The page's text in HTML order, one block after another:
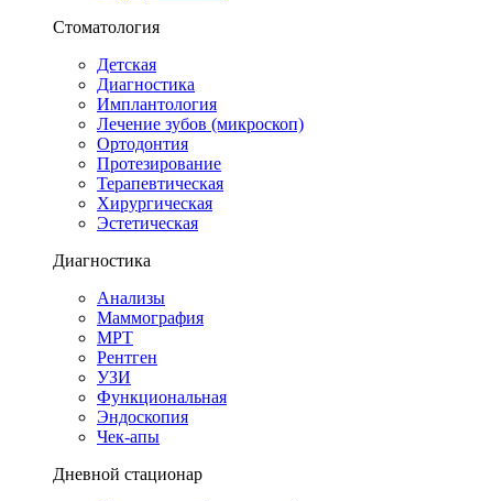
Стоматология
Детская
Диагностика
Имплантология
Лечение зубов (микроскоп)
Ортодонтия
Протезирование
Терапевтическая
Хирургическая
Эстетическая
Диагностика
Анализы
Маммография
МРТ
Рентген
УЗИ
Функциональная
Эндоскопия
Чек-апы
Дневной стационар